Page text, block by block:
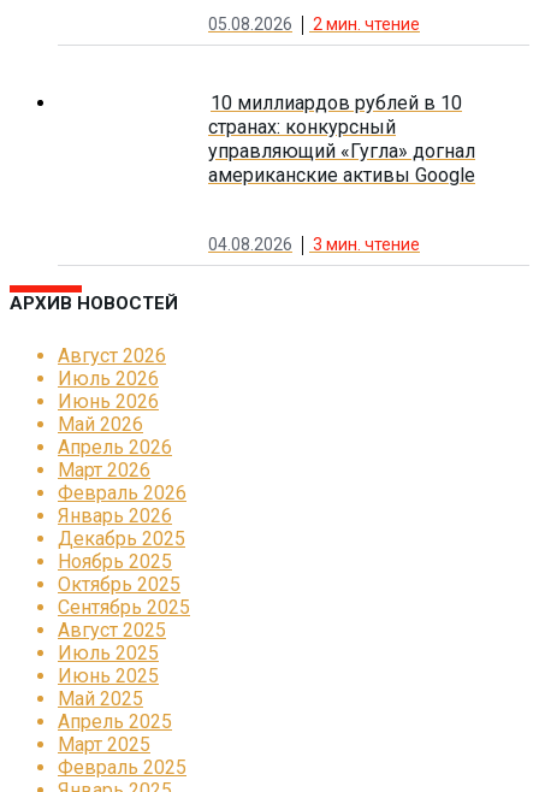
05.08.2026 2мин. чтение
10 миллиардов рублей в 10
странах: конкурсный
управляющий «Гугла» догнал
американские активы Google
04.08.2026 3 мин. чтение
АРХИВ НОВОСТЕЙ
Август 2026
Июль 2026
Июнь 2026
Май 2026
Апрель 2026
Март 2026
Февраль 2026
Январь 2026
Декабрь 2025
Ноябрь 2025
Октябрь 2025
Сентябрь 2025
Август 2025
Июль 2025
Июнь 2025
Май 2025
Апрель 2025
Март 2025
Февраль 2025